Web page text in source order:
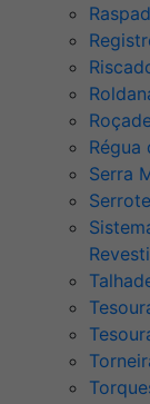
Régua
Serra
Serrote